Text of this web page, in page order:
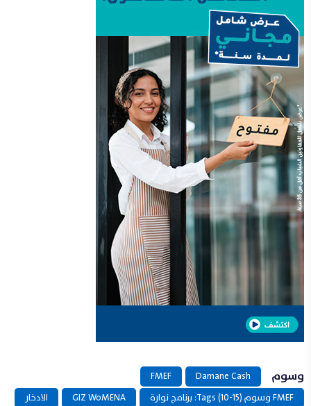
وسوم Damane Cash
FMEF
FMEF وسوم Tags (10-15): برنامج نوارة
GIZ WoMENA
الادخار